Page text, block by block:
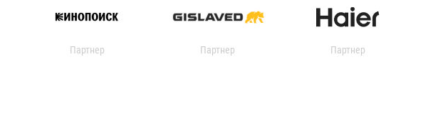
Партнер Партнер Партнер